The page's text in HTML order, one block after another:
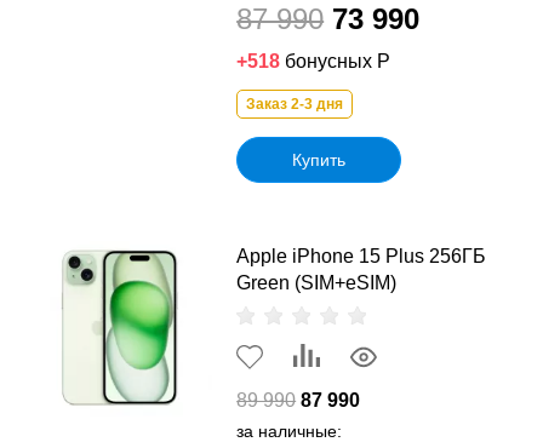
87 990 73 990
+518 бонусных Р
Заказ 2-3 дня
Купить
Apple iPhone 15 Plus 256ГБ
Green (SIM+eSIM)
89 990 87 990
за наличные: